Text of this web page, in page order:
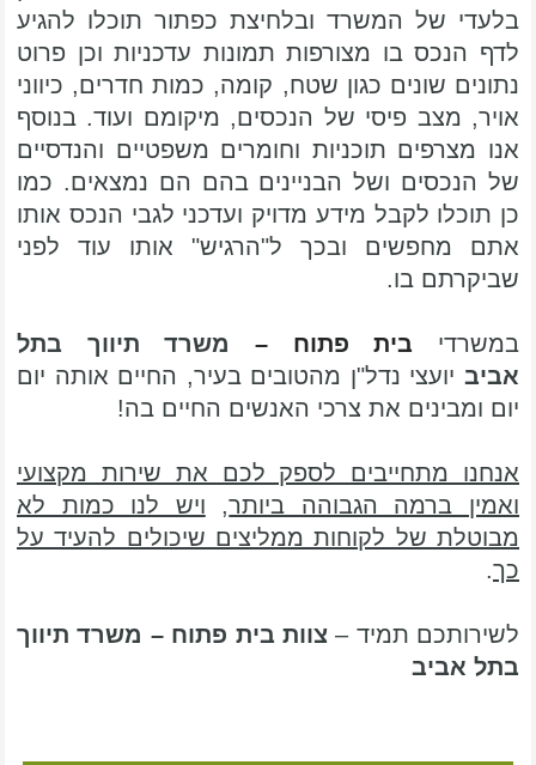
בלעדי של המשרד ובלחיצת כפתור תוכלו להגיע
לדף הנכס בו מצורפות תמונות עדכניות וכן פרוט
נתונים שונים כגון שטח, קומה, כמות חדרים, כיווני
אויר, מצב פיסי של הנכסים, מיקומם ועוד. בנוסף
אנו מצרפים תוכניות וחומרים משפטיים והנדסיים
של הנכסים ושל הבניינים בהם הם נמצאים. כמו
כן תוכלו לקבל מידע מדויק ועדכני לגבי הנכס אותו
אתם מחפשים ובכך ל"הרגיש" אותו עוד לפני
שביקרתם בו.
במשרדי בית פתוח –
משרד תיווך בתל
אביביועצי נדל"ן מהטובים בעיר, החיים אותה יום
יום ומבינים את צרכי האנשים החיים בה!
אנחנו מתחייבים לספק לכם את שירות מקצועי
ואמין ברמה הגבוהה ביותר,
ויש לנו כמות לא
מבוטלת של לקוחות ממליצים שיכולים להעיד על
כך.
לשירותכם תמיד –צוות בית פתוח – משרד תיווך
בתל אביב